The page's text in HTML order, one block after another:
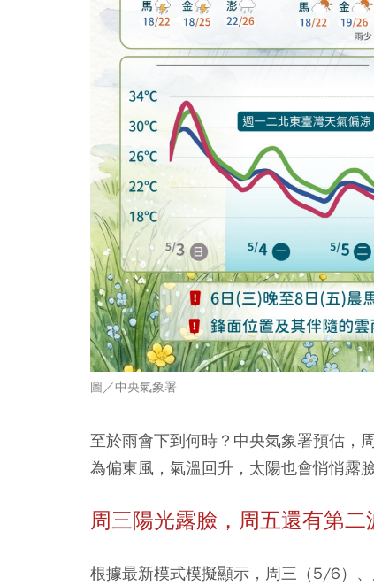
圖／中央氣象署
至於雨會下到何時？中央氣象署預估
為偏東風，氣溫回升，太陽也會悄悄露臉
周三陽光露臉 ，周五還有第二
根據最新模式模擬顯示，周三（5/6）